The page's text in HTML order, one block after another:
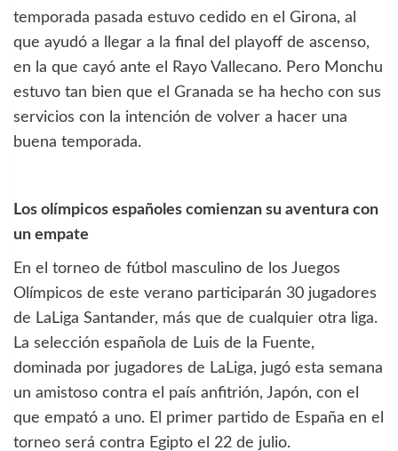
temporada pasada estuvo cedido en el Girona, al
que ayudó a llegar a la final del playoff de ascenso,
en la que cayó ante el Rayo Vallecano. Pero Monchu
estuvo tan bien que el Granada se ha hecho con sus
servicios con la intención de volver a hacer una
buena temporada.
Los olímpicos españoles comienzan su aventura con
un empate
En el torneo de fútbol masculino de los Juegos
Olímpicos de este verano participarán 30 jugadores
de LaLiga Santander, más que de cualquier otra liga.
La selección española de Luis de la Fuente,
dominada por jugadores de LaLiga, jugó esta semana
un amistoso contra el país anfitrión, Japón, con el
que empató a uno. El primer partido de España en el
torneo será contra Egipto el 22 de julio.